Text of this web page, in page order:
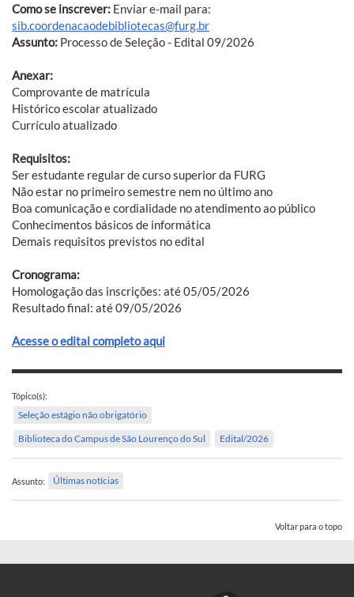
Como se inscrever: Enviar e-mail para:
sib.coordenacaodebibliotecas@furg.br
Assunto: Processo de Seleção - Edital 09/2026
Anexar:
Comprovante de matrícula
Histórico escolar atualizado
Currículo atualizado
Requisitos:
Ser estudante regular de curso superior da FURG
Não estar no primeiro semestre nem no último ano
Boa comunicação e cordialidade no atendimento ao público
Conhecimentos básicos de informática
Demais requisitos previstos no edital
Cronograma:
Homologação das inscrições: até 05/05/2026
Resultado final: até 09/05/2026
Acesse o edital completo aqui
Tópico(s):
Seleção estágio não obrigatório
Biblioteca do Campus de São Lourenço do Sul
Edital/2026
Assunto: Últimas notícias
Voltar para o topo